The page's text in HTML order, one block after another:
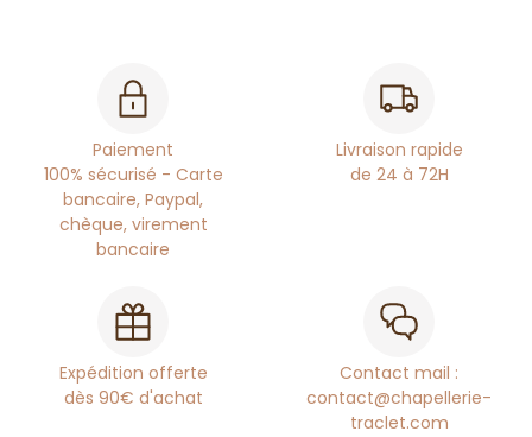
Paiement
100% sécurisé - Carte
bancaire, Paypal,
chèque, virement
bancaire
Livraison rapide
de 24 à 72H
Expédition offerte
dès 90€ d'achat
Contact mail :
contact@chapellerie-
traclet.com